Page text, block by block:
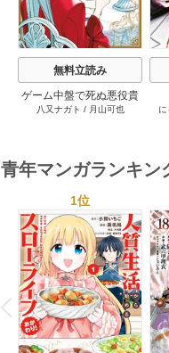
無料立読み
ゲーム中盤で死ぬ悪役貴
族に転生したので、外れ
7巻
八又ナガト / 月山可也
青年マンガランキン
P
r
e
v
i
o
u
s
1位